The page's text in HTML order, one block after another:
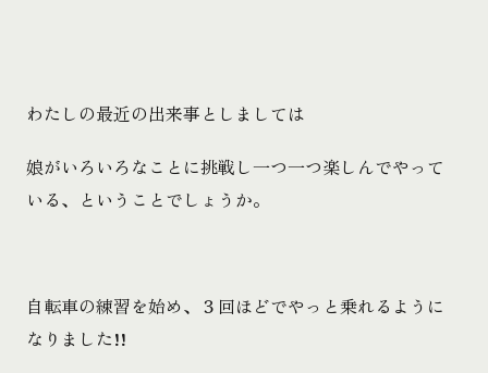
わたしの最近の出来事としましては
娘がいろいろなことに挑戦し一つ一つ楽しんでやって
いる、ということでしょうか。
自転車の練習を始め、３回ほどでやっと乗れるように
なりました!!